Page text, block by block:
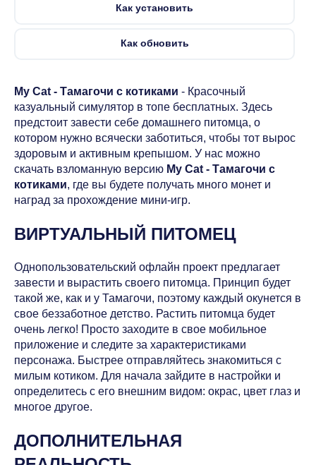
Как установить
Как обновить
My Cat - Tамагочи c котиками - Красочный
казуальный симулятор в топе бесплатных. Здесь
предстоит завести себе домашнего питомца, о
котором нужно всячески заботиться, чтобы тот вырос
здоровым и активным крепышом. У нас можно
скачать взломанную версию My Cat - Tамагочи c
котиками, где вы будете получать много монет и
наград за прохождение мини-игр.
ВИРТУАЛЬНЫЙ ПИТОМЕЦ
Однопользовательский офлайн проект предлагает
завести и вырастить своего питомца. Принцип будет
такой же, как и у Тамагочи, поэтому каждый окунется в
свое беззаботное детство. Растить питомца будет
очень легко! Просто заходите в свое мобильное
приложение и следите за характеристиками
персонажа. Быстрее отправляйтесь знакомиться с
милым котиком. Для начала зайдите в настройки и
определитесь с его внешним видом: окрас, цвет глаз и
многое другое.
ДОПОЛНИТЕЛЬНАЯ